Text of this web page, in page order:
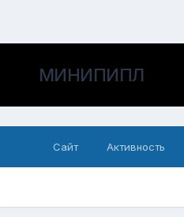
МИНИПИПЛ
Сайт Активность